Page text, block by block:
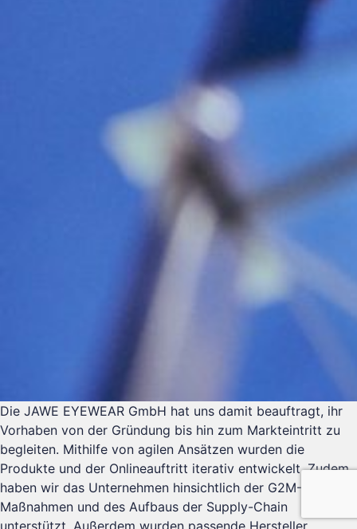
Die JAWE EYEWEAR GmbH hat uns damit beauftragt, ihr
Vorhaben von der Gründung bis hin zum Markteintritt zu
begleiten. Mithilfe von agilen Ansätzen wurden die
Produkte und der Onlineauftritt iterativ entwickelt. Zudem
haben wir das Unternehmen hinsichtlich der G2M-
Maßnahmen und des Aufbaus der Supply-Chain
unterstützt. Außerdem wurden passende Hersteller